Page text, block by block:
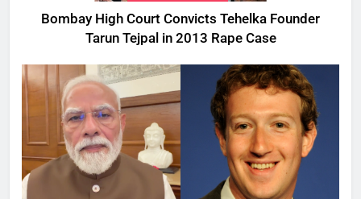
Bombay High Court Convicts Tehelka Founder
Tarun Tejpal in 2013 Rape Case